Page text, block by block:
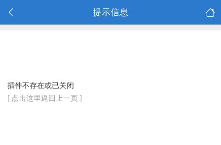
提示信息
插件不存在或已关闭
[ 点击这里返回上一页 ]